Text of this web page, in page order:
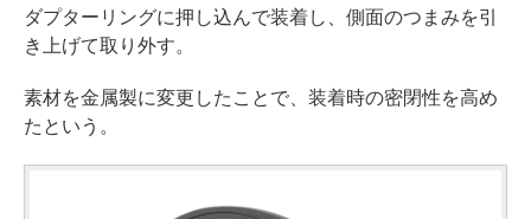
ダプターリングに押し込んで装着し、側面のつまみを引
き上げて取り外す。
素材を金属製に変更したことで、装着時の密閉性を高め
たという。